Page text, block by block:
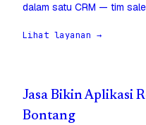
dalam satu CRM — tim
Lihat layanan →
Jasa Bikin Aplikasi
Bontang